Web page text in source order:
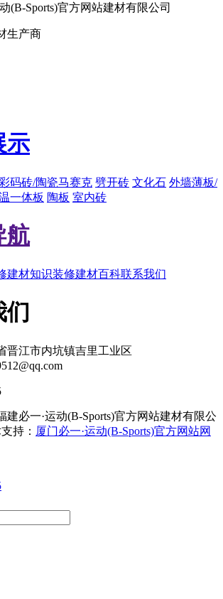
(B-Sports)官方网站建材有限公司
生产商
示
码砖/陶瓷马赛克 劈开砖 文化石 外墙薄板/
一体板 陶板 室内砖
航
建材知识装修建材百科联系我们
晋江市内坑镇吉里工业区
建必一·运动(B-Sports)官方网站建材有限公
持： 厦门必一·运动(B-Sports)官方网站网